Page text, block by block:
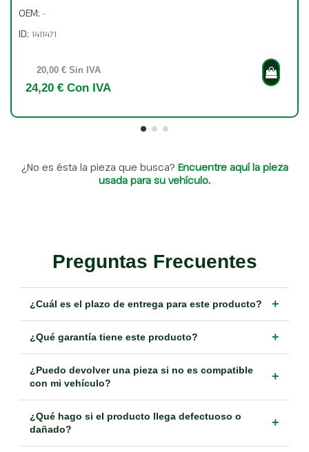
OEM: -
ID: 1411471
20,00 € Sin IVA
24,20 € Con IVA
¿No es ésta la pieza que busca? Encuentre aquí la pieza
usada para su vehículo.
Preguntas Frecuentes
¿Cuál es el plazo de entrega para este producto? +
¿Qué garantía tiene este producto? +
¿Puedo devolver una pieza si no es compatible
con mi vehículo?
+
¿Qué hago si el producto llega defectuoso o
dañado?
+